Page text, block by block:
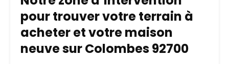
pour trouver votre terrain à
acheter et votre maison
neuve sur Colombes 92700